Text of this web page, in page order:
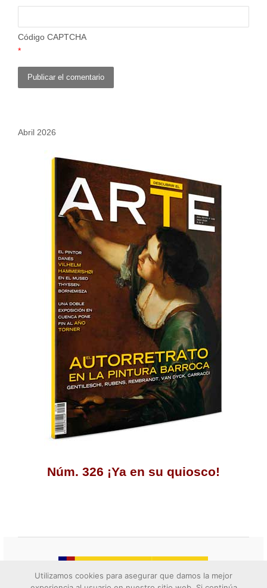
Código CAPTCHA
*
Abril 2026
Núm. 326 ¡Ya en su quiosco!
Utilizamos cookies para asegurar que damos la mejor